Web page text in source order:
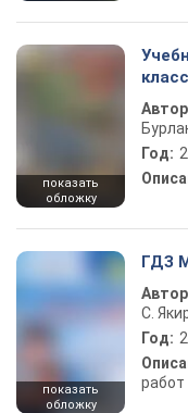
показать
обложку
класс
Год:
показать
обложку
ГДЗ
С.
Год:
работ